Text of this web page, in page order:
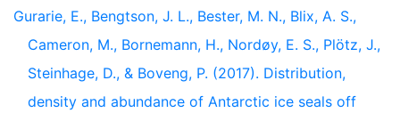
Gurarie, E., Bengtson, J. L., Bester, M. N., Blix, A. S.,
Cameron, M., Bornemann, H., Nordøy, E. S., Plötz, J.,
Steinhage, D., & Boveng, P. (2017). Distribution,
density and abundance of Antarctic ice seals off